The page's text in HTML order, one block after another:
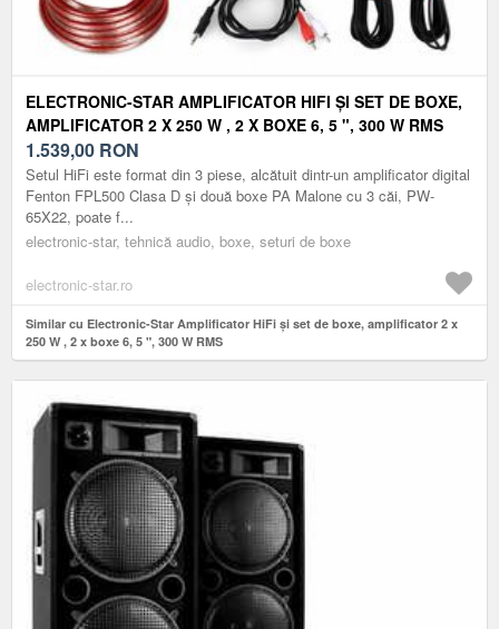
ELECTRONIC-STAR AMPLIFICATOR HIFI ȘI SET DE BOXE,
AMPLIFICATOR 2 X 250 W , 2 X BOXE 6, 5 ", 300 W RMS
1.539,00 RON
Setul HiFi este format din 3 piese, alcătuit dintr-un amplificator digital
Fenton FPL500 Clasa D și două boxe PA Malone cu 3 căi, PW-
65X22, poate f...
electronic-star, tehnică audio, boxe, seturi de boxe
electronic-star.ro
Similar cu Electronic-Star Amplificator HiFi și set de boxe, amplificator 2 x
250 W , 2 x boxe 6, 5 ", 300 W RMS